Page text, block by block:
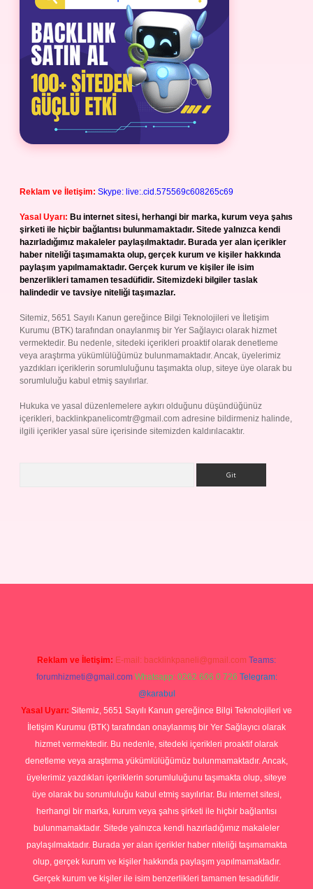
Reklam ve İletişim: Skype: live:.cid.575569c608265c69
Yasal Uyarı: Bu internet sitesi, herhangi bir marka, kurum veya şahıs
şirketi ile hiçbir bağlantısı bulunmamaktadır. Sitede yalnızca kendi
hazırladığımız makaleler paylaşılmaktadır. Burada yer alan içerikler
haber niteliği taşımamakta olup, gerçek kurum ve kişiler hakkında
paylaşım yapılmamaktadır. Gerçek kurum ve kişiler ile isim
benzerlikleri tamamen tesadüfidir. Sitemizdeki bilgiler taslak
halindedir ve tavsiye niteliği taşımazlar.
Sitemiz, 5651 Sayılı Kanun gereğince Bilgi Teknolojileri ve İletişim
Kurumu (BTK) tarafından onaylanmış bir Yer Sağlayıcı olarak hizmet
vermektedir. Bu nedenle, sitedeki içerikleri proaktif olarak denetleme
veya araştırma yükümlülüğümüz bulunmamaktadır. Ancak, üyelerimiz
yazdıkları içeriklerin sorumluluğunu taşımakta olup, siteye üye olarak bu
sorumluluğu kabul etmiş sayılırlar.
Hukuka ve yasal düzenlemelere aykırı olduğunu düşündüğünüz
içerikleri, backlinkpanelicomtr@gmail.com adresine bildirmeniz halinde,
ilgili içerikler yasal süre içerisinde sitemizden kaldırılacaktır.
Reklam ve İletişim: E-mail: backlinkpaneli@gmail.com Teams:
forumhizmeti@gmail.com Whatsapp: 0262 606 0 726 Telegram:
@karabul
Yasal Uyarı: Sitemiz, 5651 Sayılı Kanun gereğince Bilgi Teknolojileri ve
İletişim Kurumu (BTK) tarafından onaylanmış bir Yer Sağlayıcı olarak
hizmet vermektedir. Bu nedenle, sitedeki içerikleri proaktif olarak
denetleme veya araştırma yükümlülüğümüz bulunmamaktadır. Ancak,
üyelerimiz yazdıkları içeriklerin sorumluluğunu taşımakta olup, siteye
üye olarak bu sorumluluğu kabul etmiş sayılırlar. Bu internet sitesi,
herhangi bir marka, kurum veya şahıs şirketi ile hiçbir bağlantısı
bulunmamaktadır. Sitede yalnızca kendi hazırladığımız makaleler
paylaşılmaktadır. Burada yer alan içerikler haber niteliği taşımamakta
olup, gerçek kurum ve kişiler hakkında paylaşım yapılmamaktadır.
Gerçek kurum ve kişiler ile isim benzerlikleri tamamen tesadüfidir.